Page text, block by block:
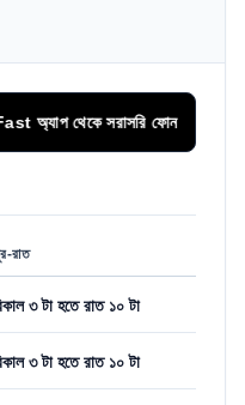
অ্যাপ থেকে সরাসরি ফোন কলের মাধ্যমে
রাত
৩ টা হতে রাত ১০ টা
৩ টা হতে রাত ১০ টা